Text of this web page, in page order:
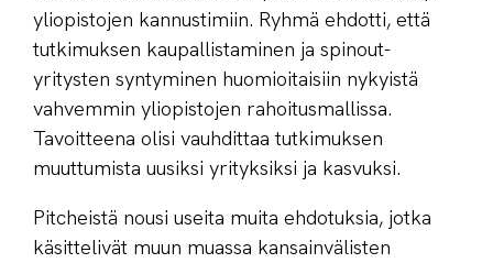
yliopistojen kannustimiin. Ryhmä ehdotti, että
tutkimuksen kaupallistaminen ja spinout-
yritysten syntyminen huomioitaisiin nykyistä
vahvemmin yliopistojen rahoitusmallissa.
Tavoitteena olisi vauhdittaa tutkimuksen
muuttumista uusiksi yrityksiksi ja kasvuksi.
Pitcheistä nousi useita muita ehdotuksia, jotka
käsittelivät muun muassa kansainvälisten